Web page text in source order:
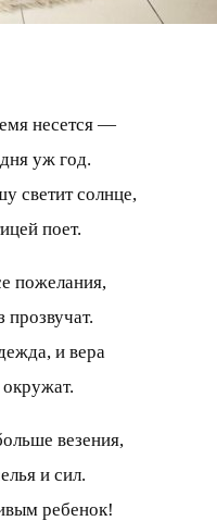
несется —
уж год.
светит солнце,
поет.
пожелания,
прозвучат.
и вера
везения,
и сил.
ребенок!